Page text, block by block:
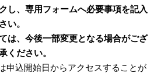
し、専用フォームへ必要事項を記入
い。
は、今後一部変更となる場合がござ
ください。
申込開始日からアクセスすることが